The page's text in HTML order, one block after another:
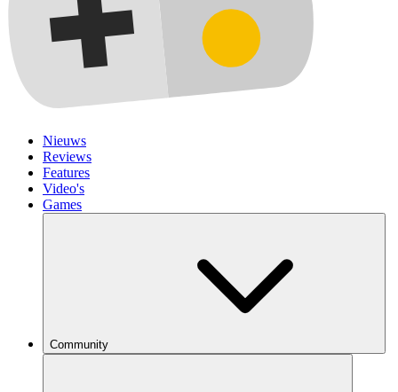
Nieuws
Reviews
Features
Video's
Games
Community